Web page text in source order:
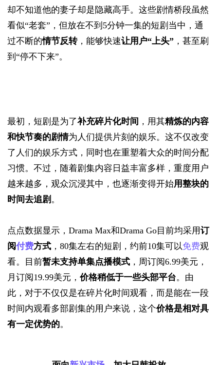
却不知道他的妻子却是隐藏高手。这些剧情桥段虽然
看似“老套”，但放在不到5分钟一集的短剧当中，通
过不断的情节反转，能够快速让用户“上头” ，甚至刷
到“停不下来”。
最初，短剧是为了补充碎片化时间 ，用其精炼的内容
和快节奏的剧情为人们提供片刻的娱乐。这不仅改变
了人们的娱乐方式，同时也在重塑着大众的时间分配
习惯。不过，随着剧集内容日益丰富多样，重度用户
越来越多，观众沉浸其中，也逐渐变得开始用整块的
时间去追剧 。
点点数据显示，Drama Max和Drama Go目前均采用订
阅付费方式 ，80集左右的短剧，约前10集可以免费观
看。目前暂未支持单集点播模式 ，周订阅6.99美元，
月订阅19.99美元，价格稍低于一些头部平台。由
此，对于不仅仅是在碎片化时间观看，而是能在一段
时间内观看多部剧集的用户来说，这个价格是相对具
有一定优势的。